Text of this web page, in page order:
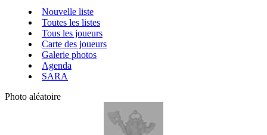
Nouvelle liste
Toutes les listes
Tous les joueurs
Carte des joueurs
Galerie photos
Agenda
SARA
Photo aléatoire